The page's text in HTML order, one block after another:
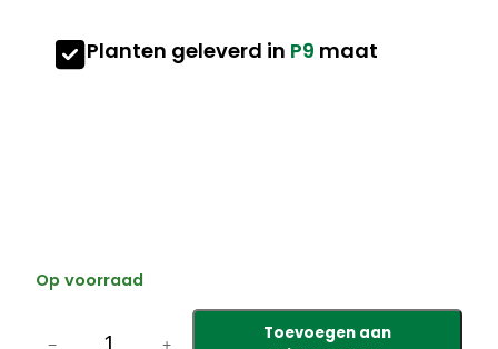
Planten geleverd in P9 maat
Op voorraad
− +
Toevoegen aan